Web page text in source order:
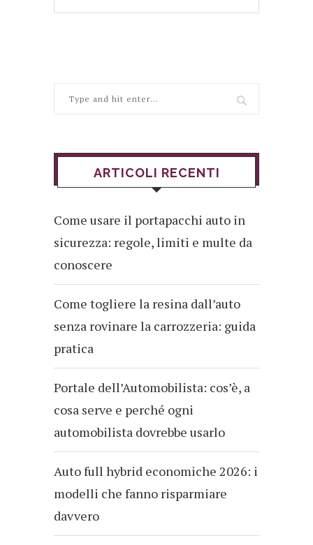
ARTICOLI RECENTI
Come usare il portapacchi auto in
sicurezza: regole, limiti e multe da
conoscere
Come togliere la resina dall’auto
senza rovinare la carrozzeria: guida
pratica
Portale dell’Automobilista: cos’è, a
cosa serve e perché ogni
automobilista dovrebbe usarlo
Auto full hybrid economiche 2026: i
modelli che fanno risparmiare
davvero